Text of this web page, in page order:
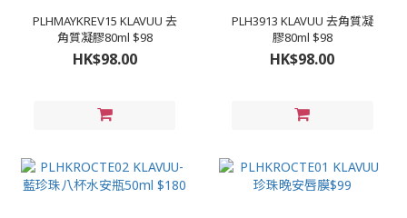
PLHMAYKREV15 KLAVUU 去
角質凝膠80ml $98
HK$98.00
PLH3913 KLAVUU 去角質凝
膠80ml $98
HK$98.00